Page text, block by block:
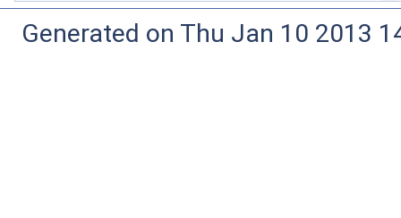
Generated on Thu Jan 10 2013